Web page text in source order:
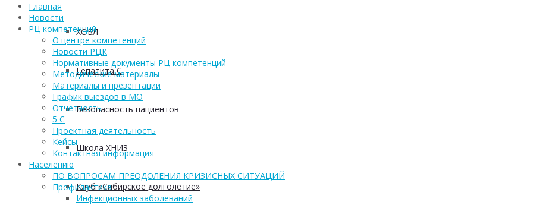
ХОБЛ
Гепатита С
Безопасность пациентов
Школа ХНИЗ
Клуб «Сибирское долголетие»
Главная
Новости
РЦ компетенций
О центре компетенций
Новости РЦК
Нормативные документы РЦ компетенций
Методические материалы
Материалы и презентации
График выездов в МО
Отчетность
5 С
Проектная деятельность
Кейсы
Контактная информация
Населению
ПО ВОПРОСАМ ПРЕОДОЛЕНИЯ КРИЗИСНЫХ СИТУАЦИЙ
Профилактика
Инфекционных заболеваний